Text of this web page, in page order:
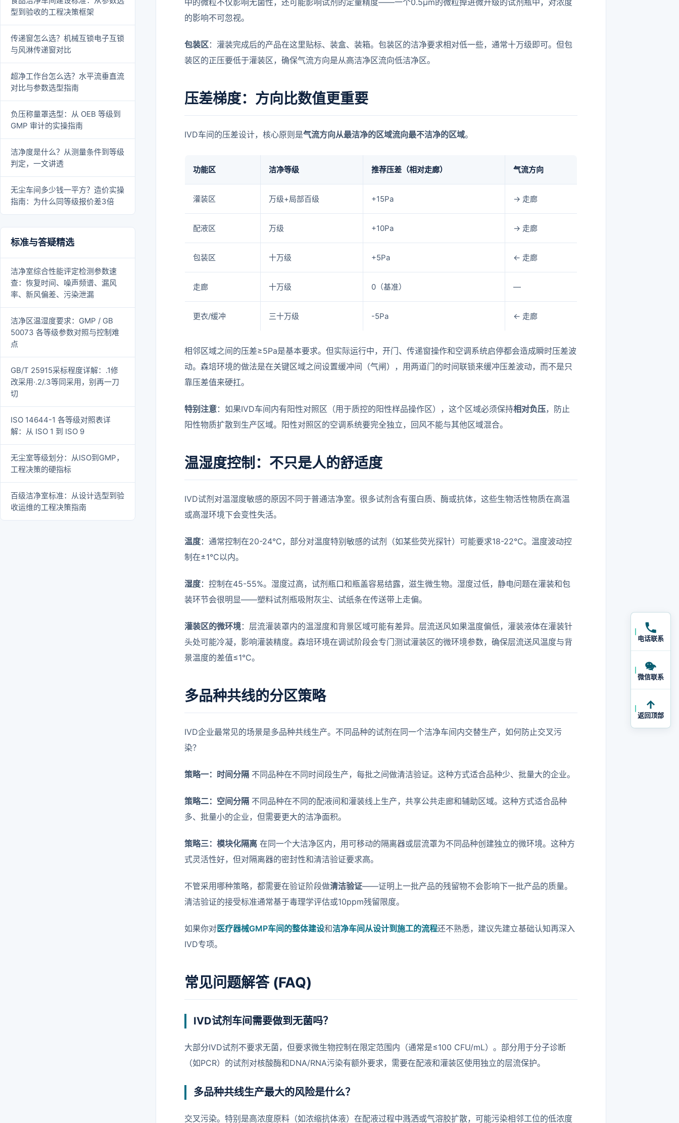
型到验收的工程决策框架
传递窗怎么选？机械互锁电子互锁
与风淋传递窗对比
超净工作台怎么选？水平流垂直流
对比与参数选型指南
负压称量罩选型：从 OEB 等级到
GMP 审计的实操指南
洁净度是什么？从测量条件到等级
判定，一文讲透
无尘车间多少钱一平方？造价实操
指南：为什么同等级报价差3倍
标准与答疑精选
洁净室综合性能评定检测参数速
查：恢复时间、噪声频谱、漏风
率、新风偏差、污染泄漏
洁净区温湿度要求：GMP / GB
50073 各等级参数对照与控制难
点
GB/T 25915采标程度详解：.1修
改采用·.2/.3等同采用，别再一刀
切
ISO 14644-1 各等级对照表详
解：从 ISO 1 到 ISO 9
无尘室等级划分：从ISO到GMP，
工程决策的硬指标
百级洁净室标准：从设计选型到验
收运维的工程决策指南
中的微粒不仅影响无菌性，还可能影响试剂的定量精度——一个0.5μm的微粒掉进微升级的试剂瓶中，对浓度
的影响不可忽视。
包装区：灌装完成后的产品在这里贴标、装盒、装箱。包装区的洁净要求相对低一些，通常十万级即可。但包
装区的正压要低于灌装区，确保气流方向是从高洁净区流向低洁净区。
压差梯度：方向比数值更重要
IVD车间的压差设计，核心原则是气流方向从最洁净的区域流向最不洁净的区域。
功能区 洁净等级 推荐压差（相对走廊） 气流方向
灌装区 万级+局部百级 +15Pa → 走廊
配液区 万级 +10Pa → 走廊
包装区 十万级 +5Pa ← 走廊
走廊 十万级 0（基准） —
更衣/缓冲 三十万级 -5Pa ← 走廊
相邻区域之间的压差≥5Pa是基本要求。但实际运行中，开门、传递窗操作和空调系统启停都会造成瞬时压差波
动。森培环境的做法是在关键区域之间设置缓冲间（气闸），用两道门的时间联锁来缓冲压差波动，而不是只
靠压差值来硬扛。
特别注意：如果IVD车间内有阳性对照区（用于质控的阳性样品操作区），这个区域必须保持相对负压，防止
阳性物质扩散到生产区域。阳性对照区的空调系统要完全独立，回风不能与其他区域混合。
温湿度控制：不只是人的舒适度
IVD试剂对温湿度敏感的原因不同于普通洁净室。很多试剂含有蛋白质、酶或抗体，这些生物活性物质在高温
或高湿环境下会变性失活。
温度：通常控制在20-24°C，部分对温度特别敏感的试剂（如某些荧光探针）可能要求18-22°C。温度波动控
制在±1°C以内。
湿度：控制在45-55%。湿度过高，试剂瓶口和瓶盖容易结露，滋生微生物。湿度过低，静电问题在灌装和包
装环节会很明显——塑料试剂瓶吸附灰尘、试纸条在传送带上走偏。
灌装区的微环境：层流灌装罩内的温湿度和背景区域可能有差异。层流送风如果温度偏低，灌装液体在灌装针
头处可能冷凝，影响灌装精度。森培环境在调试阶段会专门测试灌装区的微环境参数，确保层流送风温度与背
景温度的差值≤1°C。
多品种共线的分区策略
IVD企业最常见的场景是多品种共线生产。不同品种的试剂在同一个洁净车间内交替生产，如何防止交叉污
染？
策略一：时间分隔 不同品种在不同时间段生产，每批之间做清洁验证。这种方式适合品种少、批量大的企业。
策略二：空间分隔 不同品种在不同的配液间和灌装线上生产，共享公共走廊和辅助区域。这种方式适合品种
多、批量小的企业，但需要更大的洁净面积。
策略三：模块化隔离 在同一个大洁净区内，用可移动的隔离器或层流罩为不同品种创建独立的微环境。这种方
式灵活性好，但对隔离器的密封性和清洁验证要求高。
不管采用哪种策略，都需要在验证阶段做清洁验证——证明上一批产品的残留物不会影响下一批产品的质量。
清洁验证的接受标准通常基于毒理学评估或10ppm残留限度。
如果你对医疗器械GMP车间的整体建设和洁净车间从设计到施工的流程还不熟悉，建议先建立基础认知再深入
IVD专项。
常见问题解答 (FAQ)
IVD试剂车间需要做到无菌吗？
大部分IVD试剂不要求无菌，但要求微生物控制在限定范围内（通常是≤100 CFU/mL）。部分用于分子诊断
（如PCR）的试剂对核酸酶和DNA/RNA污染有额外要求，需要在配液和灌装区使用独立的层流保护。
多品种共线生产最大的风险是什么？
交叉污染。特别是高浓度原料（如浓缩抗体液）在配液过程中溅洒或气溶胶扩散，可能污染相邻工位的低浓度
电话联系
微信联系
返回顶部